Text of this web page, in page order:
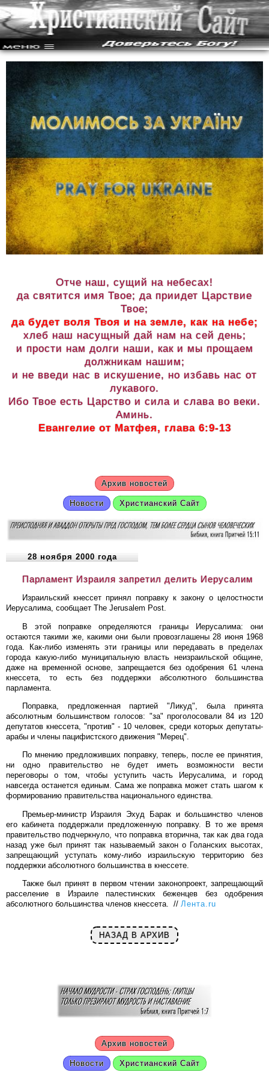
Отче наш, сущий на небесах!
да святится имя Твое; да приидет Царствие
Твое;
да будет воля Твоя и на земле, как на небе;
хлеб наш насущный дай нам на сей день;
и прости нам долги наши, как и мы прощаем
должникам нашим;
и не введи нас в искушение, но избавь нас от
лукавого.
Ибо Твое есть Царство и сила и слава во веки.
Аминь.
Евангелие от Матфея, глава 6:9-13
Архив новостей
Новости Христианский Сайт
28 ноября 2000 года
Парламент Израиля запретил делить Иерусалим
Израильский кнессет принял поправку к закону о целостности
Иерусалима, сообщает The Jerusalem Post.
В этой поправке определяются границы Иерусалима: они
остаются такими же, какими они были провозглашены 28 июня 1968
года. Как-либо изменять эти границы или передавать в пределах
города какую-либо муниципальную власть неизраильской общине,
даже на временной основе, запрещается без одобрения 61 члена
кнессета, то есть без поддержки абсолютного большинства
парламента.
Поправка, предложенная партией "Ликуд", была принята
абсолютным большинством голосов: "за" проголосовали 84 из 120
депутатов кнессета, "против" - 10 человек, среди которых депутаты-
арабы и члены пацифистского движения "Мерец".
По мнению предложивших поправку, теперь, после ее принятия,
ни одно правительство не будет иметь возможности вести
переговоры о том, чтобы уступить часть Иерусалима, и город
навсегда останется единым. Сама же поправка может стать шагом к
формированию правительства национального единства.
Премьер-министр Израиля Эхуд Барак и большинство членов
его кабинета поддержали предложенную поправку. В то же время
правительство подчеркнуло, что поправка вторична, так как два года
назад уже был принят так называемый закон о Голанских высотах,
запрещающий уступать кому-либо израильскую территорию без
поддержки абсолютного большинства в кнессете.
Также был принят в первом чтении законопроект, запрещающий
расселение в Израиле палестинских беженцев без одобрения
абсолютного большинства членов кнессета. // Лента.ru
НАЗАД В АРХИВ
Архив новостей
Новости Христианский Сайт